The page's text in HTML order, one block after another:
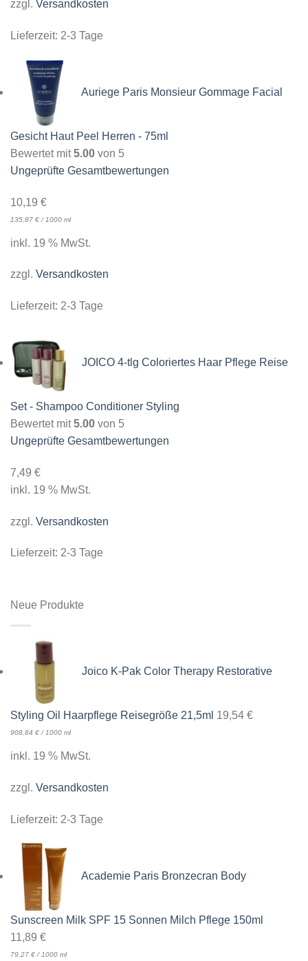
zzgl. Versandkosten
Lieferzeit: 2-3 Tage
Auriege Paris Monsieur Gommage Facial
Gesicht Haut Peel Herren - 75ml
Bewertet mit5.00 von 5
Ungeprüfte Gesamtbewertungen
10,19 €
135,87 € / 1000 ml
inkl. 19 % MwSt.
zzgl. Versandkosten
Lieferzeit: 2-3 Tage
JOICO 4-tlg Coloriertes Haar Pflege Reise
Set - Shampoo Conditioner Styling
Bewertet mit5.00 von 5
Ungeprüfte Gesamtbewertungen
7,49 €
inkl. 19 % MwSt.
zzgl. Versandkosten
Lieferzeit: 2-3 Tage
Neue Produkte
Joico K-Pak Color Therapy Restorative
Styling Oil Haarpflege Reisegröße 21,5ml 19,54 €
908,84 € / 1000 ml
inkl. 19 % MwSt.
zzgl. Versandkosten
Lieferzeit: 2-3 Tage
Academie Paris Bronzecran Body
Sunscreen Milk SPF 15 Sonnen Milch Pflege 150ml
11,89 €
79,27 € / 1000 ml